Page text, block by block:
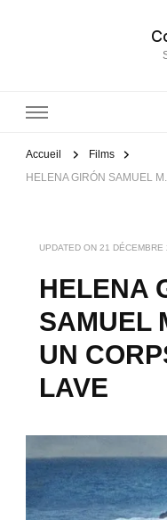
Accueil
Films
HELENA GIRÓN SAMUEL
UPDATED ON 21 DÉCEMBRE
HELENA
SAMUEL
UN
LAVE